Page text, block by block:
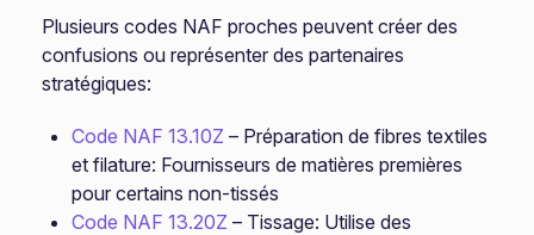
Plusieurs codes NAF proches peuvent créer des
confusions ou représenter des partenaires
stratégiques:
Code NAF 13.10Z – Préparation de fibres textiles
et filature: Fournisseurs de matières premières
pour certains non-tissés
Code NAF 13.20Z – Tissage: Utilise des